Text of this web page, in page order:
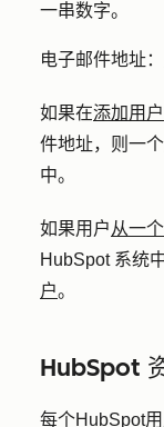
一串数字。
电子邮件地址：
如果在添加用户
件地址，则一
中。
如果用户 从一
HubSpot 系统
户。
HubSpot
每个HubSpot